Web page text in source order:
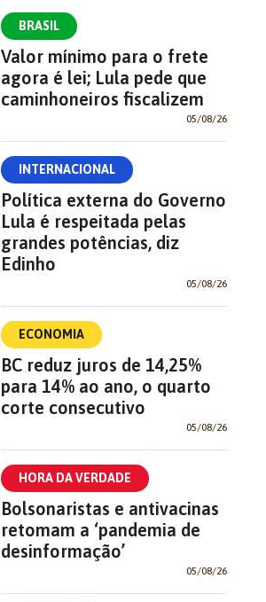
BRASIL
Valor mínimo para o frete
agora é lei; Lula pede que
caminhoneiros fiscalizem
05/08/26
INTERNACIONAL
Política externa do Governo
Lula é respeitada pelas
grandes potências, diz
Edinho
05/08/26
ECONOMIA
BC reduz juros de 14,25%
para 14% ao ano, o quarto
corte consecutivo
05/08/26
HORA DA VERDADE
Bolsonaristas e antivacinas
retomam a ‘pandemia de
desinformação’
05/08/26